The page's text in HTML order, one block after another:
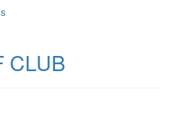
CLUB